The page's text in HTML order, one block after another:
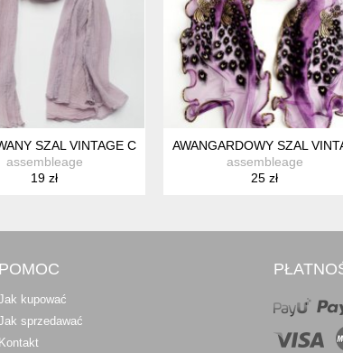
SZAL VINTAGE CIEKAWA STRUKTURA
assembleage
19 zł
AWANGARDOWY SZAL
assembleage
25 zł
POMOC
kupować
sprzedawać
Kontakt